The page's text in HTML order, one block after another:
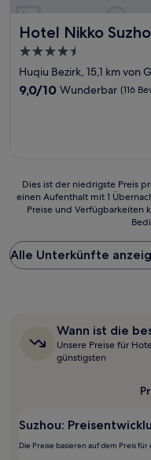
Hotel Nikko
Hotel Nikko Suzhou
4.5-
Sterne-
Unterkunft
Huqiu Bezirk, 15,1 km von
9.0
9,0/10 Wunderbar (116
Dies
ist
Preis
pro
Nacht,
24 Stunden
von
2 Erwachsenen
Dies ist der niedrigste Preis
einen Aufenthalt mit 1
Preise und Verfügbarkeiten
Alle Unterkünfte
Wann
ist
die
beste
Wann ist die
Unsere Preise für
günstigsten
Suzhou:
Die Preise basieren auf dem Preis